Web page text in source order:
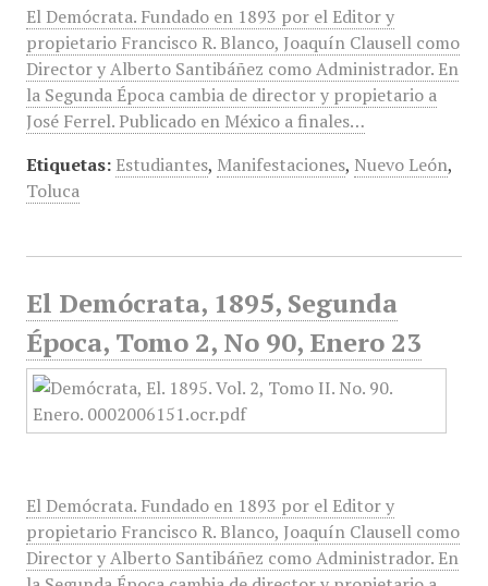
El Demócrata. Fundado en 1893 por el Editor y
propietario Francisco R. Blanco, Joaquín Clausell como
Director y Alberto Santibáñez como Administrador. En
la Segunda Época cambia de director y propietario a
José Ferrel. Publicado en México a finales…
Etiquetas: Estudiantes, Manifestaciones, Nuevo León,
Toluca
El Demócrata, 1895, Segunda
Época, Tomo 2, No 90, Enero 23
El Demócrata. Fundado en 1893 por el Editor y
propietario Francisco R. Blanco, Joaquín Clausell como
Director y Alberto Santibáñez como Administrador. En